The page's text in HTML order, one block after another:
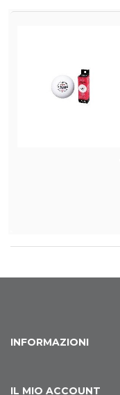
INFORMAZIONI
IL MIO ACCOUNT